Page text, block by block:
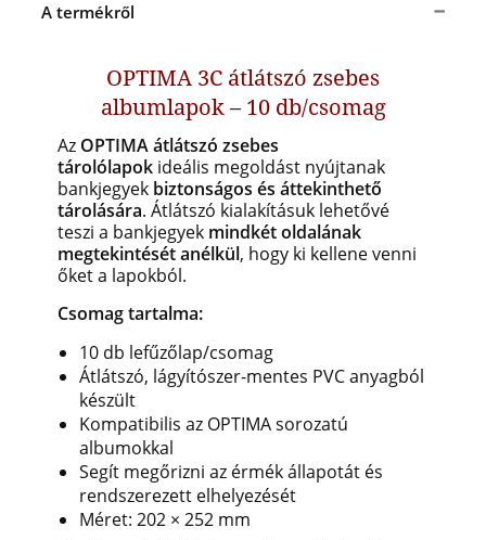
A termékről
OPTIMA 3C átlátszó zsebes
albumlapok – 10 db/csomag
Az OPTIMA átlátszó zsebes
tárolólapok ideális megoldást nyújtanak
bankjegyek biztonságos és áttekinthető
tárolására. Átlátszó kialakításuk lehetővé
teszi a bankjegyek mindkét oldalának
megtekintését anélkül, hogy ki kellene venni
őket a lapokból.
Csomag tartalma:
10 db lefűzőlap/csomag
Átlátszó, lágyítószer-mentes PVC anyagból
készült
Kompatibilis az OPTIMA sorozatú
albumokkal
Segít megőrizni az érmék állapotát és
rendszerezett elhelyezését
Méret: 202 × 252 mm